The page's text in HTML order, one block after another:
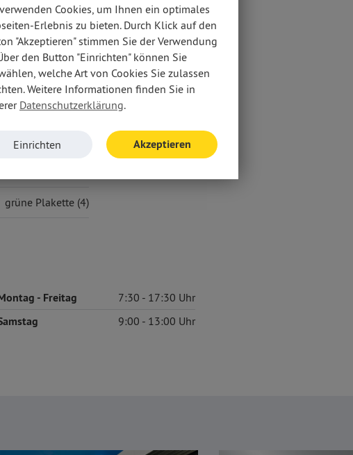
5,80 l/100 km
131 g/km
grüne Plakette (4)
- Freitag 7:30 17:30
9:00 13:00
Cookies, um Ihnen ein optimales
Erlebnis zu bieten. Durch Klick auf den
"Akzeptieren" stimmen Sie der Verwendung
den Button "Einrichten" können Sie
welche Art von Cookies Sie zulassen
Weitere Informationen finden Sie in
Datenschutzerklärung.
Einrichten Akzeptieren